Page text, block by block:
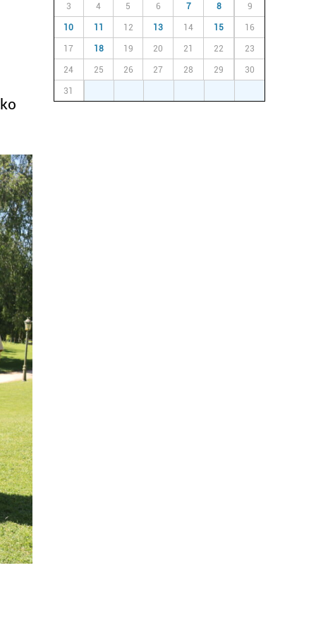
3 4 5 6 7 8 9
10 11 12 13 14 15 16
17 18 19 20 21 22 23
24 25 26 27 28 29 30
31